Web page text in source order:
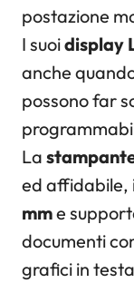
postazione
I suoidisplay
anche
possono far
La
ed affidabile,
mme
documenti
grafici in